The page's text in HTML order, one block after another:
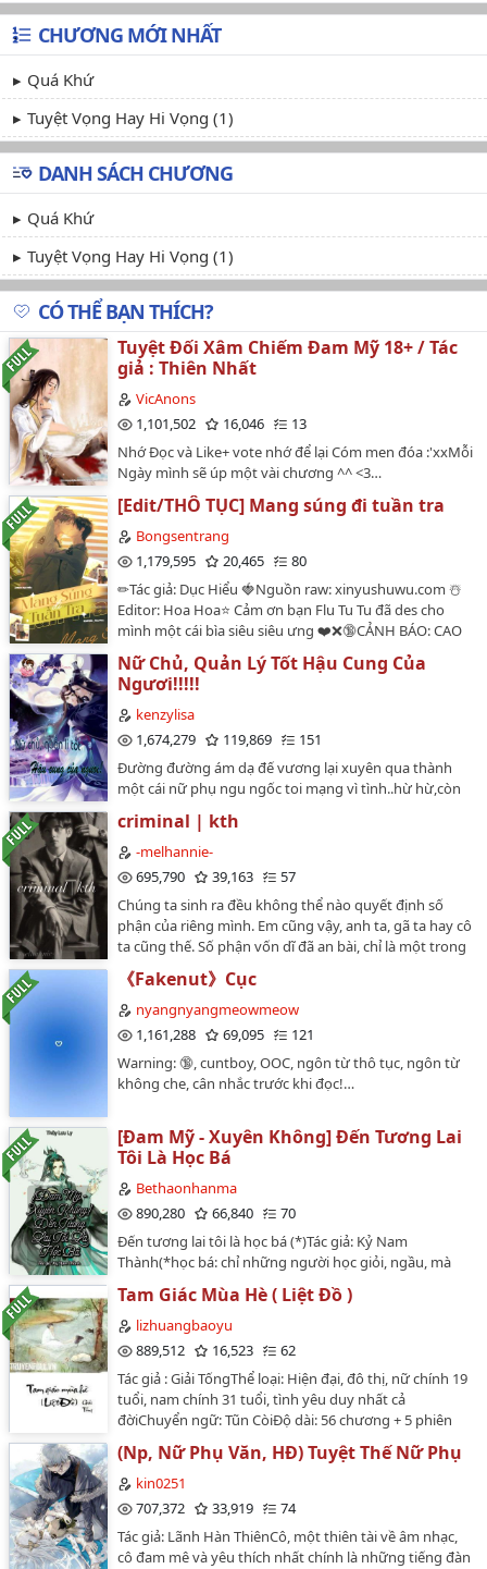
CHƯƠNG MỚI NHẤT
Quá Khứ
Tuyệt Vọng Hay Hi Vọng (1)
DANH SÁCH CHƯƠNG
Quá Khứ
Tuyệt Vọng Hay Hi Vọng (1)
CÓ THỂ BẠN THÍCH?
Tuyệt Đối Xâm Chiếm Đam Mỹ 18+ / Tác
giả : Thiên Nhất
VicAnons
1,101,502
16,046
13
Nhớ Đọc và Like+ vote nhớ để lại Cóm men đóa :'xxMỗi
Ngày mình sẽ úp một vài chương ^^ <3…
[Edit/THÔ TỤC] Mang súng đi tuần tra
Bongsentrang
1,179,595
20,465
80
✏Tác giả: Dục Hiểu 🍓Nguồn raw: xinyushuwu.com ☃️
Editor: Hoa Hoa⭐️ Cảm ơn bạn Flu Tu Tu đã des cho
mình một cái bìa siêu siêu ưng ❤️❌🔞CẢNH BÁO: CAO
H, THÔ TỤC, CÓ TÌNH TIẾT BỤNG BỰ PLAY, Song Tính
TRUYỆN EDIT CHƯA CÓ SỰ ĐỒNG Ý CỦA TÁC GIẢ🔥1x1,
Đội trưởng đội cảnh sát đặc nhiệm cao lãnh sau dâm
đãng thụ x cảnh sát cấp dưới phúc hắc công, cảnh sát
đặc nhiệm, niên thượng, truyện chủ yếu là H, logic gì
nhưng là con của anh công nha, mọi người yên tâm
không ngược, H ngập mặt, thô tục 🤪Editor không biết
tiếng Trung, edit theo tools nên sai sót nhiều, mong
mọi người bỏ qua…
Nữ Chủ, Quản Lý Tốt Hậu Cung Của
Ngươi!!!!!
kenzylisa
1,674,279
119,869
151
Đường đường ám dạ đế vương lại xuyên qua thành
một cái nữ phụ ngu ngốc toi mạng vì tình..hừ hừ,còn
ngu..Nữ chủ hậu cung,tránh xa ta ra tốt sao.êu nữ
chủ,quản lí tốt nam nhân của ngươi,cứ theo ta tò tò là
sao..A uy...xùy xùy.Cảm ơn nàng phuonglink9 đã
nguyên ảnh bìa sẵn có,chân thành cảm ơn.…
criminal | kth
-melhannie-
695,790
39,163
57
Chúng ta sinh ra đều không thể nào quyết định số
phận của riêng mình. Em cũng vậy, anh ta, gã ta hay cô
ta cũng thế. Số phận vốn dĩ đã an bài, chỉ là một trong
số chúng ta muốn đảo ngược chúng mà thôi. Thế
nhưng, dù là số phận, hay định mệnh trái ngang, thì
Kim Taehyung tôi cả đời này cũng đều dung túng cho
em.…
《Fakenut》Cục
nyangnyangmeowmeow
1,161,288
69,095
121
Warning: 🔞, cuntboy, OOC, ngôn từ thô tục, ngôn từ
không che, cân nhắc trước khi đọc!…
[Đam Mỹ - Xuyên Không] Đến Tương Lai
Tôi Là Học Bá
Bethaonhanma
890,280
66,840
70
Đến tương lai tôi là học bá (*)Tác giả: Kỷ Nam
Thành(*học bá: chỉ những người học giỏi, ngầu, mà
có thể cho là hotboy học đường, và có n fan theo
=)))Thể loại: xuyên đến tương lai, đồng nhân Kiếm Tam,
môn phái Trường Ca môn, có cơ giáp, công thụ đều
LyVăn ánỞ thế kỷ 21, Mạc Vấn chỉ là một chàng trai ba
không* chơi nhân vật môn phái Trường Ca trong
game Kiếm Tam, đột nhiên một ngày cậu xuyên đến
Trái Đất một ngàn năm sau. Là một người dùng đàn cổ
Skill (thi triển kỹ năng), Mạc Vấn nhìn cơ giáp gần đó
chỉ cần dùng một đấm đã tạc một cái hố to đùng trên
đất, cảm thấy áp lực thật lớn...(*không tiền, không
nhà, không xe... ta đoán vậy)Tại sao phía Bắc là sói,
phía Nam lại trở thành chó đông lạnh? Cái điện thoại di
Tam Giác Mùa Hè ( Liệt Đồ )
lizhuangbaoyu
889,512
16,523
62
Tác giả : Giải TốngThể loại: Hiện đại, đô thị, nữ chính 19
tuổi, nam chính 31 tuổi, tình yêu duy nhất cả
đờiChuyển ngữ: Tũn CòiĐộ dài: 56 chương + 5 phiên
họa khiến cho Từ Việt Hải ném cô vào nơi thâm sơn
cùng cốc, mong có người dạy dỗ đưa cô về với chính
đạo.Từ Đồ cô vốn dĩ không sợ trời cũng chẳng sợ
gốc của truyện là 'Liệt Đồ' như cái tên ban đầu mình
để. Nhưng vì đã có nhà edit trước nên mình đổi lại một
(Np, Nữ Phụ Văn, HĐ) Tuyệt Thế Nữ Phụ
kin0251
707,372
33,919
74
Tác giả: Lãnh Hàn ThiênCô, một thiên tài về âm nhạc,
cô đam mê và yêu thích nhất chính là những tiếng đàn